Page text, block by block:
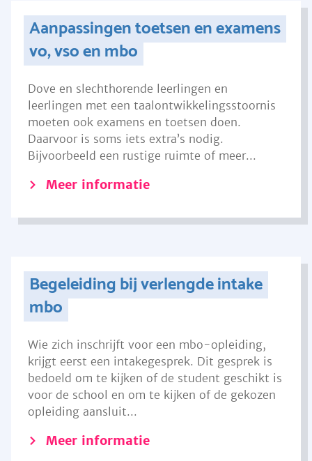
Aanpassingen toetsen en examens
vo, vso en mbo
Dove en slechthorende leerlingen en
leerlingen met een taalontwikkelingsstoornis
moeten ook examens en toetsen doen.
Daarvoor is soms iets extra’s nodig.
Bijvoorbeeld een rustige ruimte of meer...
Meer informatie
Begeleiding bij verlengde intake
mbo
Wie zich inschrijft voor een mbo-opleiding,
krijgt eerst een intakegesprek. Dit gesprek is
bedoeld om te kijken of de student geschikt is
voor de school en om te kijken of de gekozen
opleiding aansluit...
Meer informatie